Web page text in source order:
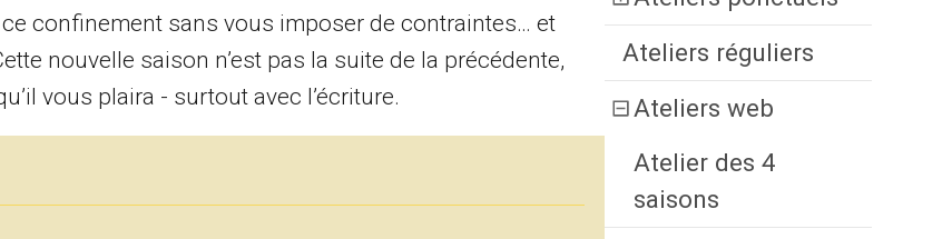
confinement sans vous imposer de contraintes… et
nouvelle saison n’est pas la suite de la précédente,
vous plaira - surtout avec l’écriture.
Ateliers réguliers
Ateliers web
Atelier des 4
saisons